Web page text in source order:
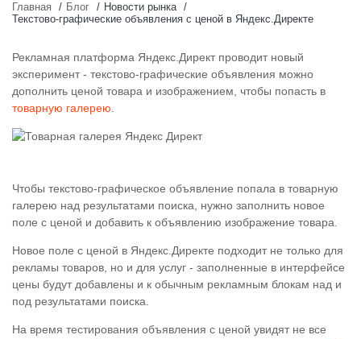
Главная Блог
Новости рынка
Текстово-графические объявления с ценой в Яндекс.Директе
Рекламная платформа Яндекс.Директ проводит новый
эксперимент - текстово-графические объявления можно
дополнить ценой товара и изображением, чтобы попасть в
товарную галерею
Чтобы текстово-графическое объявление попала в товарную
галерею над результатами поиска, нужно заполнить новое
поле с ценой и добавить к объявлению изображение товара.
Новое поле с ценой в Яндекс.Директе подходит не только для
рекламы товаров, но и для услуг - заполненные в интерфейсе
цены будут добавлены и к обычным рекламным блокам над и
под результатами поиска.
На время тестирования объявления с ценой увидят не все